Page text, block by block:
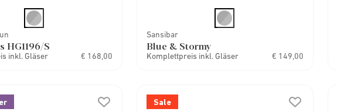
HG1196/S
inkl. Gläser € 168,00
Sansibar
Blue & Stormy
Komplettpreis inkl. Gläser € 149,00
Sale